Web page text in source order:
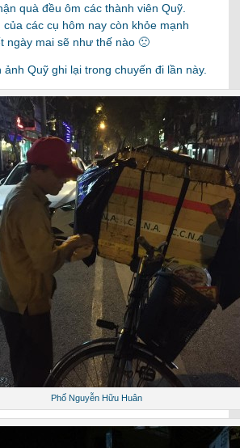
quà đều ôm các thành viên Quỹ.
các cụ hôm nay còn khỏe mạnh
ngày mai sẽ như thế nào 🙁
Quỹ ghi lại trong chuyến đi lần này.
Phố Nguyễn Hữu Huân